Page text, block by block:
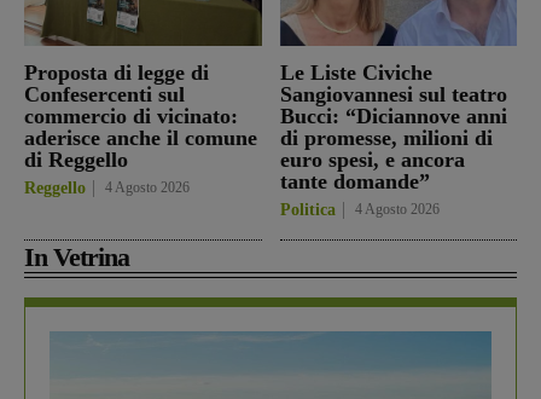
Proposta di legge di
Confesercenti sul
commercio di vicinato:
aderisce anche il comune
di Reggello
Reggello 4 Agosto 2026
Le Liste Civiche
Sangiovannesi sul teatro
Bucci: “Diciannove anni
di promesse, milioni di
euro spesi, e ancora
tante domande”
Politica 4 Agosto 2026
In Vetrina